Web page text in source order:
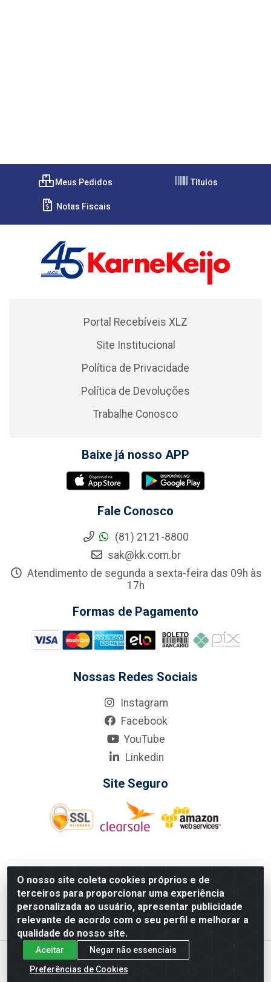
O nosso site coleta cookies próprios e de
terceiros para proporcionar uma experiência
personalizada ao usuário, apresentar publicidade
relevante de acordo com o seu perfil e melhorar a
qualidade do nosso site.
Aceitar
Negar não essenciais
Preferências de Cookies
Meus Pedidos Títulos
Notas Fiscais
Portal Recebíveis XLZ
Site Institucional
Política de Privacidade
Política de Devoluções
Trabalhe Conosco
Baixe já nosso APP
Fale Conosco
(81) 2121-8800
sak@kk.com.br
Atendimento de segunda a sexta-feira das 09h às
17h
Formas de Pagamento
Nossas Redes Sociais
Instagram
Facebook
YouTube
Linkedin
Site Seguro
KarneKeijo Logistica Integrada LTDA - Rod. Br-101 Sul, nº3700
- Barro, Recife/PE, 50900-400 CNPJ: 24.150.377/0001-95
Estados atendidos pela KarneKeijo: PE, PB e RN.